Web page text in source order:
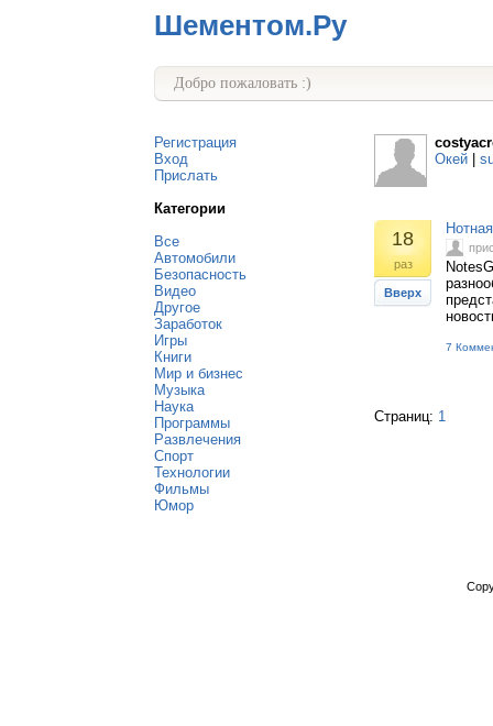
Шементом.Ру
Добро пожаловать :)
Регистрация
Вход
Прислать
Категории
Все
Автомобили
Безопасность
Видео
Другое
Заработок
Игры
Книги
Мир и бизнес
Музыка
Наука
Программы
Развлечения
Спорт
Технологии
Фильмы
Юмор
Окей
18
раз
Вверх
7
Страниц: 1